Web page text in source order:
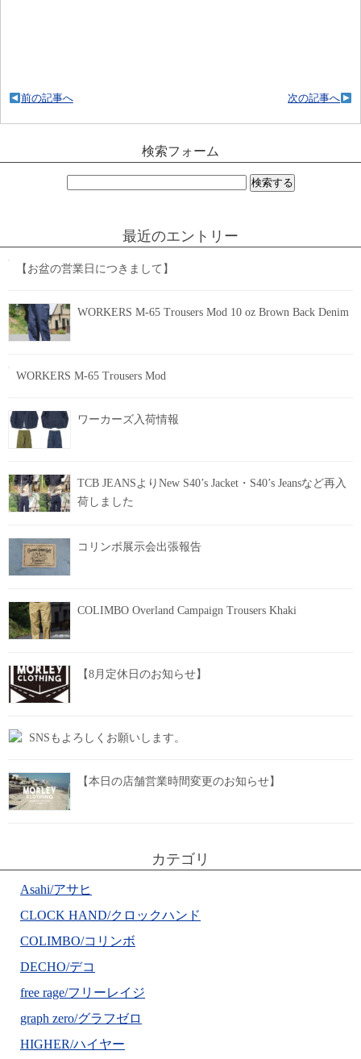
次の記事へ
前の記事へ
検索フォーム
最近のエントリー
【お盆の営業日につきまして】
WORKERS M-65 Trousers Mod 10 oz Brown Back Denim
WORKERS M-65 Trousers Mod
ワーカーズ入荷情報
TCB JEANSよりNew S40’s Jacket・S40’s Jeansなど再入
荷しました
コリンボ展示会出張報告
COLIMBO Overland Campaign Trousers Khaki
【8月定休日のお知らせ】
SNSもよろしくお願いします。
【本日の店舗営業時間変更のお知らせ】
カテゴリ
Asahi/アサヒ
CLOCK HAND/クロックハンド
COLIMBO/コリンボ
DECHO/デコ
free rage/フリーレイジ
graph zero/グラフゼロ
HIGHER/ハイヤー